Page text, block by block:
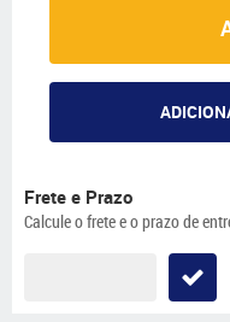
Frete e Prazo
Calcule o frete e o prazo de